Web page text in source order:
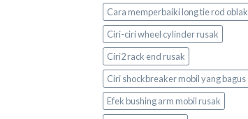
Cara memperbaiki long tie rod oblak
Ciri-ciri wheel cylinder rusak
Ciri2 rack end rusak
Ciri shockbreaker mobil yang bagus
Efek bushing arm mobil rusak